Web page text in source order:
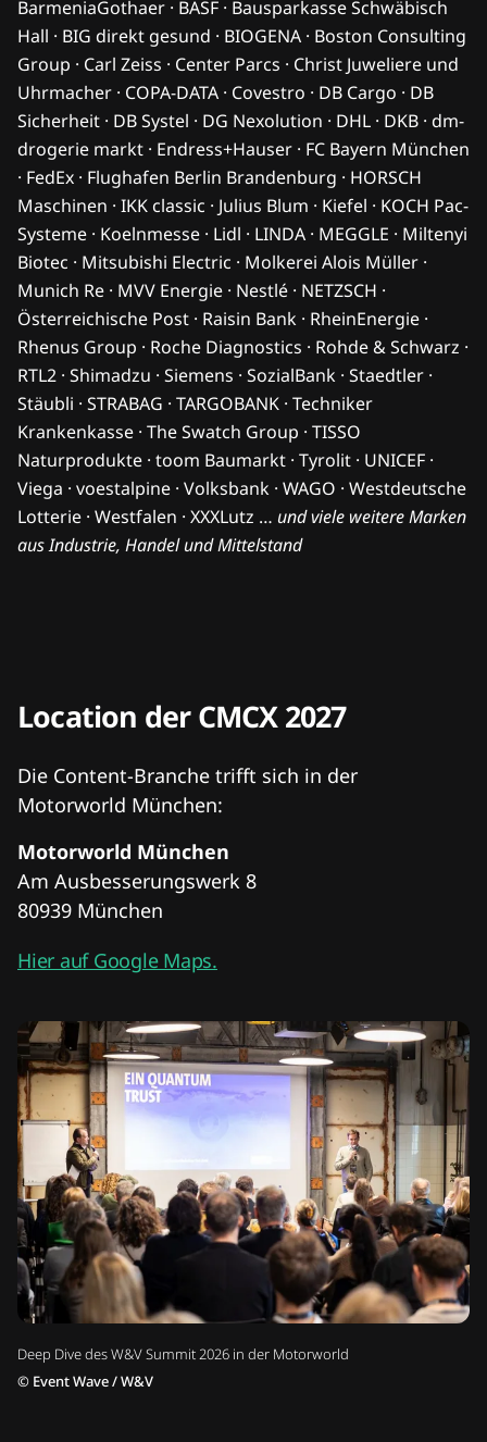
BarmeniaGothaer · BASF · Bausparkasse Schwäbisch
Hall · BIG direkt gesund · BIOGENA · Boston Consulting
Group · Carl Zeiss · Center Parcs · Christ Juweliere und
Uhrmacher · COPA-DATA · Covestro · DB Cargo · DB
Sicherheit · DB Systel · DG Nexolution · DHL · DKB · dm-
drogerie markt · Endress+Hauser · FC Bayern München
· FedEx · Flughafen Berlin Brandenburg · HORSCH
Maschinen · IKK classic · Julius Blum · Kiefel · KOCH Pac-
Systeme · Koelnmesse · Lidl · LINDA · MEGGLE · Miltenyi
Biotec · Mitsubishi Electric · Molkerei Alois Müller ·
Munich Re · MVV Energie · Nestlé · NETZSCH ·
Österreichische Post · Raisin Bank · RheinEnergie ·
Rhenus Group · Roche Diagnostics · Rohde & Schwarz ·
RTL2 · Shimadzu · Siemens · SozialBank · Staedtler ·
Stäubli · STRABAG · TARGOBANK · Techniker
Krankenkasse · The Swatch Group · TISSO
Naturprodukte · toom Baumarkt · Tyrolit · UNICEF ·
Viega · voestalpine · Volksbank · WAGO · Westdeutsche
Lotterie · Westfalen · XXXLutz … und viele weitere Marken
aus Industrie, Handel und Mittelstand
Deep Dive des W&V Summit 2026 in der Motorworld
© Event Wave / W&V
Location der CMCX 2027
Die Content-Branche trifft sich in der
Motorworld München:
Motorworld München
Am Ausbesserungswerk 8
80939 München
Hier auf Google Maps.